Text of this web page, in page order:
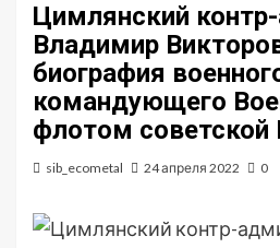
Цимлянский
Владимир
биография
командующего
флотом советской
sib_ecometal 24 апреля 2022 0